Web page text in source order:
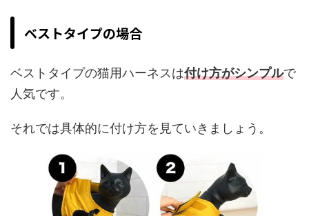
ベストタイプの場合
ベストタイプの猫用ハーネスは付け方がシンプルで
人気です。
それでは具体的に付け方を見ていきましょう。